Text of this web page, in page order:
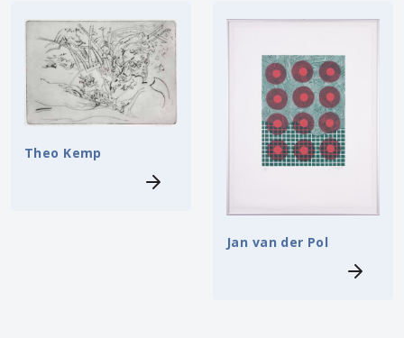
Theo Kemp
Jan van der Pol